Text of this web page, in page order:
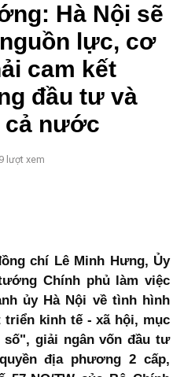
Hà Nội sẽ
lực, cơ
cam kết
đầu tư và
cả nước
lượt xem
chí Lê Minh Hưng, Ủy
Chính phủ làm việc
ủy Hà Nội về tình hình
kinh tế - xã hội, mục
giải ngân vốn đầu tư
địa phương 2 cấp,